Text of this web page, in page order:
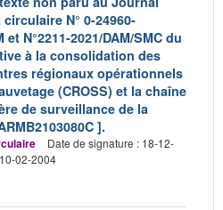
N° 0-24960-
et N°2211-2021/DAM/SMC du
à la consolidation des
régionaux opérationnels
(CROSS) et la chaîne
de surveillance de la
].
Date de signature : 18-12-
02-2004